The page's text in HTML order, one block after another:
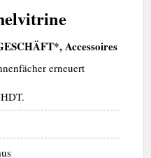
Accessoires
erneuert